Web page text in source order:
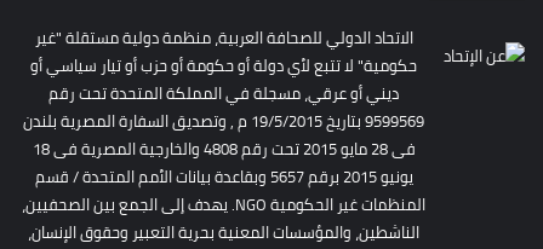
الاتحاد الدولي للصحافة العربية، منظمة دولية مستقلة "غير
حكومية" لا تتبع لأي دولة أو حكومة أو حزب أو تيار سياسي أو
ديني أو عرقي، مسجلة في المملكة المتحدة تحت رقم
9599569 بتاريخ 19/5/2015 م , وتصديق السفارة المصرية بلندن
فى 28 مايو 2015 تحت رقم 4808 والخارجية المصرية فى 18
يونيو 2015 برقم 5657 وبقاعدة بيانات الأمم المتحدة / قسم
المنظمات غير الحكومية NGO. يهدف إلى الجمع بين الصحفيين،
الناشطين، والمؤسسات المعنية بحرية التعبير وحقوق الإنسان،